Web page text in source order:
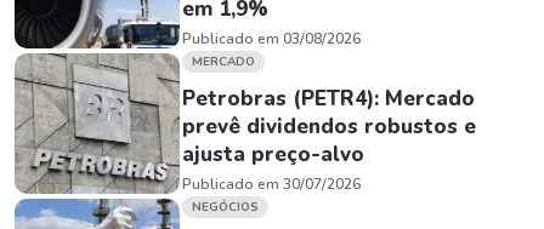
em 1,9%
Publicado em 03/08/2026
MERCADO
Petrobras (PETR4): Mercado
prevê dividendos robustos e
ajusta preço-alvo
Publicado em 30/07/2026
NEGÓCIOS